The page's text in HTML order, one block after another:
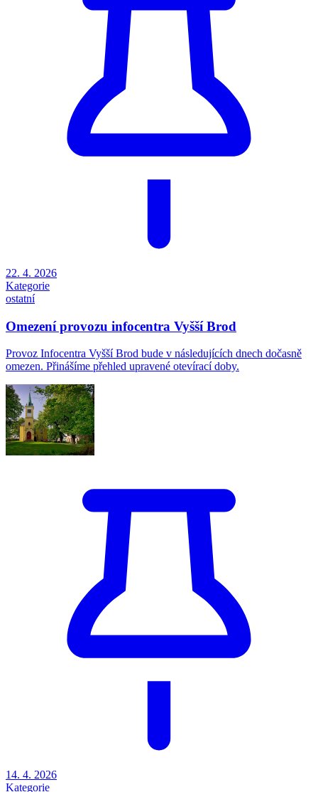
22. 4. 2026
Kategorie
ostatní
Omezení provozu infocentra Vyšší Brod
Provoz Infocentra Vyšší Brod bude v následujících dnech dočasně
omezen. Přinášíme přehled upravené otevírací doby.
14. 4. 2026
Kategorie